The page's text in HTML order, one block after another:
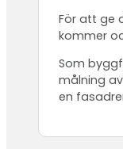
För att ge
kommer
Som
målning
en